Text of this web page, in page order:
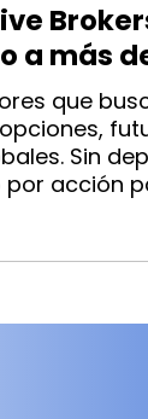
a más
que
Sin
por acción